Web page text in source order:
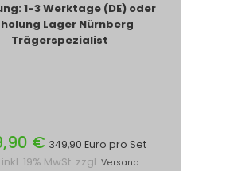
1-3 Werktage (DE) oder
Lager Nürnberg
Trägerspezialist
€ 349,90 Euro pro Set
19% MwSt. zzgl. Versand